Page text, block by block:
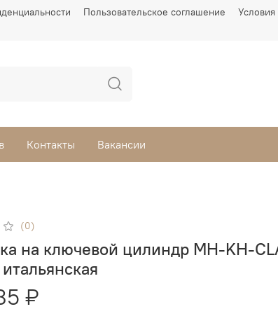
Пользовательское соглашение
Контакты Вакансии
(0)
на ключевой цилиндр MH-KH-
₽